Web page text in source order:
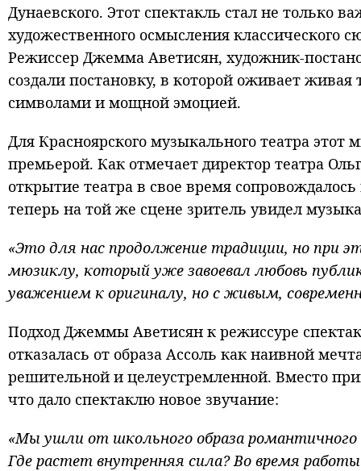
Дунаевского. Этот спектакль стал не только
художественного осмысления классического
Режиссер Джемма Аветисян, художник-
создали постановку, в которой оживает
символами и мощной эмоцией.
Для Красноярского музыкального театра
премьерой. Как отмечает директор театра
открытие театра в свое время
теперь на той же сцене зритель увидел
«Это для нас продолжение традиции, но при
мюзиклу, который уже завоевал любовь
уважением к оригиналу, но с живым,
Подход Джеммы Аветисян к режиссуре
отказалась от образа Ассоль как наивной
решительной и целеустремленной. Вместо
что дало спектаклю новое звучание:
«Мы ушли от школьного образа
Где растет внутренняя сила? Во время